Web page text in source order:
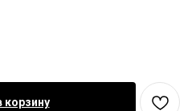
корзину